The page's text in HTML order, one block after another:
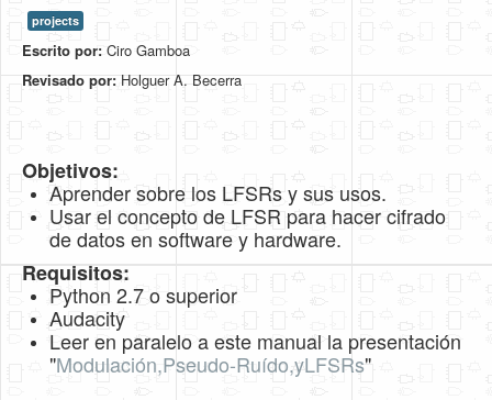
HLS
Simple Video Game
Wav player
Accelerometer Vpython
Mandelbrot
PS2 Controller Interface
projects
Escrito por: Ciro Gamboa
Revisado por:Holguer A. Becerra
Objetivos:
Aprender sobre los LFSRs y sus usos.
Usar el concepto de LFSR para hacer cifrado
de datos en software y hardware.
Requisitos:
Python 2.7 o superior
Audacity
Leer en paralelo a este manual la presentación
"Modulación,Pseudo-Ruído,yLFSRs"